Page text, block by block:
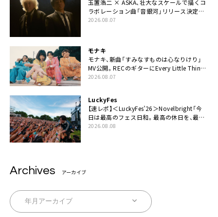
玉置浩二 × ASKA、壮大なスケールで描くコ
ラボレーション曲「音銀河」リリース決定。
カップリングには新曲「命の宿り」収録も
2026.08.07
モナキ
モナキ、新曲「すみなすものは心なりけり」
MV公開。RECのギターにEvery Little Thing・
伊藤一朗参加も
2026.08.07
LuckyFes
【速レポ】＜LuckyFes’26＞Novelbright「今
日は最高のフェス日和。最高の休日を、最高
の夏休みを作っていきたい」
2026.08.08
Archives アーカイブ